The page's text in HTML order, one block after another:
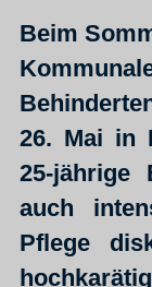
Beim
26. Mai in
25-jährige
auch
Pflege